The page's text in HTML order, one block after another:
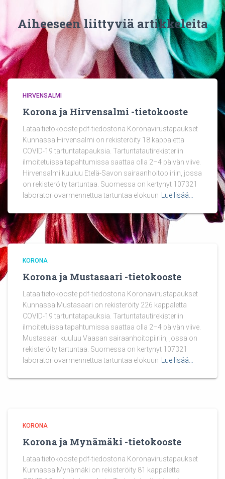
Aiheeseen liittyviä artikkeleita
HIRVENSALMI
Korona ja Hirvensalmi -tietokooste
Lataa tietokooste pdf-tiedostona Koronavirustapaukset
Kunnassa Hirvensalmi on rekisteröity 18 kappaletta
COVID-19 tartuntatapauksia. Tartuntatautirekisteriin
ilmoitetuissa tapahtumissa saattaa olla 2–4 päivän viive.
Hirvensalmi kuuluu Etelä-Savon sairaanhoitopiiriin, jossa
on rekisteröity tartuntaa. Suomessa on kertynyt 107321
laboratoriovarmennettua tartuntaa elokuun
Lue lisää…
KORONA
Korona ja Mustasaari -tietokooste
Lataa tietokooste pdf-tiedostona Koronavirustapaukset
Kunnassa Mustasaari on rekisteröity 226 kappaletta
COVID-19 tartuntatapauksia. Tartuntatautirekisteriin
ilmoitetuissa tapahtumissa saattaa olla 2–4 päivän viive.
Mustasaari kuuluu Vaasan sairaanhoitopiiriin, jossa on
rekisteröity tartuntaa. Suomessa on kertynyt 107321
laboratoriovarmennettua tartuntaa elokuun
Lue lisää…
KORONA
Korona ja Mynämäki -tietokooste
Lataa tietokooste pdf-tiedostona Koronavirustapaukset
Kunnassa Mynämäki on rekisteröity 81 kappaletta